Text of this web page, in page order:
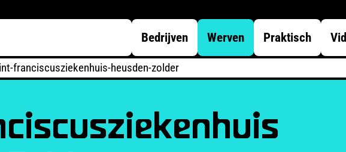
Bedrijven Werven Praktisch
franciscusziekenhuis-heusden-zolder